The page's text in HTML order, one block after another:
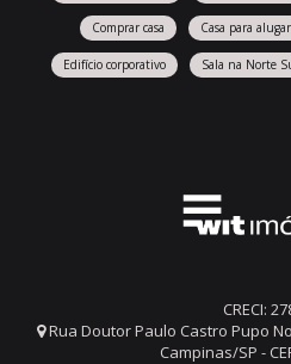
Comprar casa Casa para alugar
Edifício corporativo Sala na Norte
CRECI:
Rua Doutor Paulo Castro Pupo
Campinas/SP -